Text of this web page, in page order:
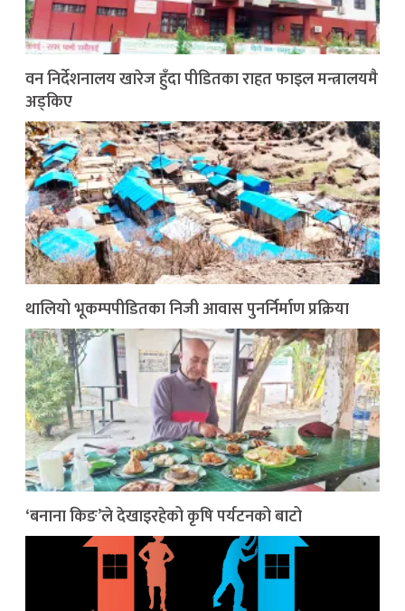
वन निर्देशनालय खारेज हुँदा पीडितका राहत फाइल मन्त्रालयमै
अड्किए
थालियो भूकम्पपीडितका निजी आवास पुनर्निर्माण प्रक्रिया
‘बनाना किङ’ले देखाइरहेको कृषि पर्यटनको बाटो